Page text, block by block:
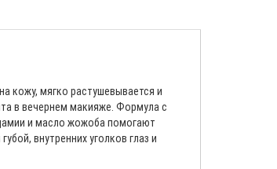
кожу, мягко растушевывается и
в вечернем макияже. Формула с
и масло жожоба помогают
внутренних уголков глаз и